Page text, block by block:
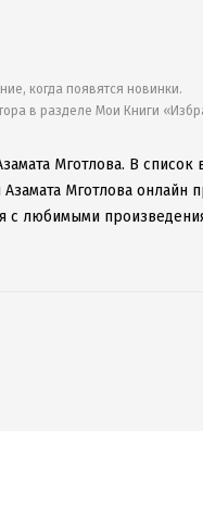
когда появятся новинки.
в разделе Мои Книги
Мготлова. В список
Мготлова онлайн
с любимыми